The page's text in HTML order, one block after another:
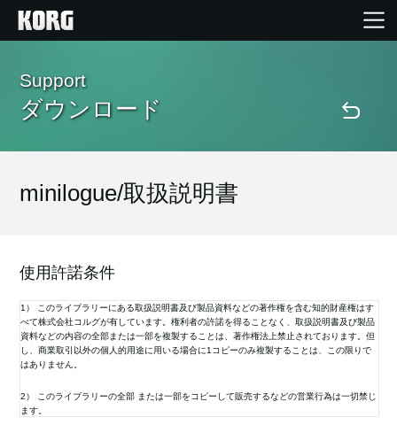
Home
Import Products
Support
Store Locator
Support
ダウンロード
minilogue/取扱説明書
使用許諾条件
1） このライブラリーにある取扱説明書及び製品資料などの著作権を含む知的財産権はす
べて株式会社コルグが有しています。権利者の許諾を得ることなく、取扱説明書及び製品
資料などの内容の全部または一部を複製することは、著作権法上禁止されております。但
し、商業取引以外の個人的用途に用いる場合に1コピーのみ複製することは、この限りで
はありません。
2） このライブラリーの全部 または一部をコピーして販売するなどの営業行為は一切禁じ
ます。